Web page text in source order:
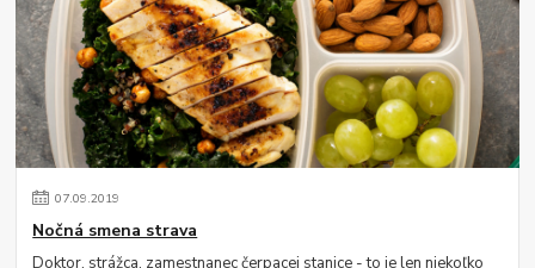
07.09.2019
Nočná smena strava
Doktor, strážca, zamestnanec čerpacej stanice - to je len niekoľko